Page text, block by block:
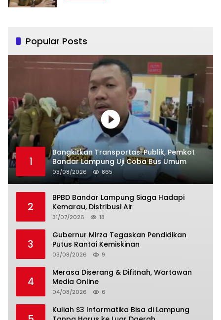
Popular Posts
1
Bangkitkan Transportasi Publik, Pemkot
Bandar Lampung Uji Coba Bus Umum
03/08/2026 865
2
BPBD Bandar Lampung Siaga Hadapi
Kemarau, Distribusi Air
31/07/2026 18
3
Gubernur Mirza Tegaskan Pendidikan
Putus Rantai Kemiskinan
03/08/2026 9
4
Merasa Diserang & Difitnah, Wartawan
Media Online
04/08/2026 6
Kuliah S3 Informatika Bisa di Lampung